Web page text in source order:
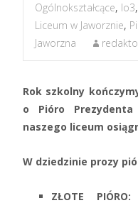
Ogólnokształcące, lo3,
Liceum w Jaworznie,
Jaworzna
Rok szkolny
o Pióro Prezydenta
naszego liceum
W dziedzinie prozy
ZŁOTE PIÓRO: